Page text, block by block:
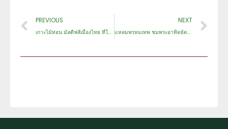
Prev
PREVIOUS
เกาะไม้ท่อน มัลดีฟส์เมืองไทย ที่ใกล้ภูเก็ตแค่ 15 นาที
NEXT
แหลมพรหมเทพ ชมพระอาทิตย์ตกดิน The Best สวยสุดในไทย 2024